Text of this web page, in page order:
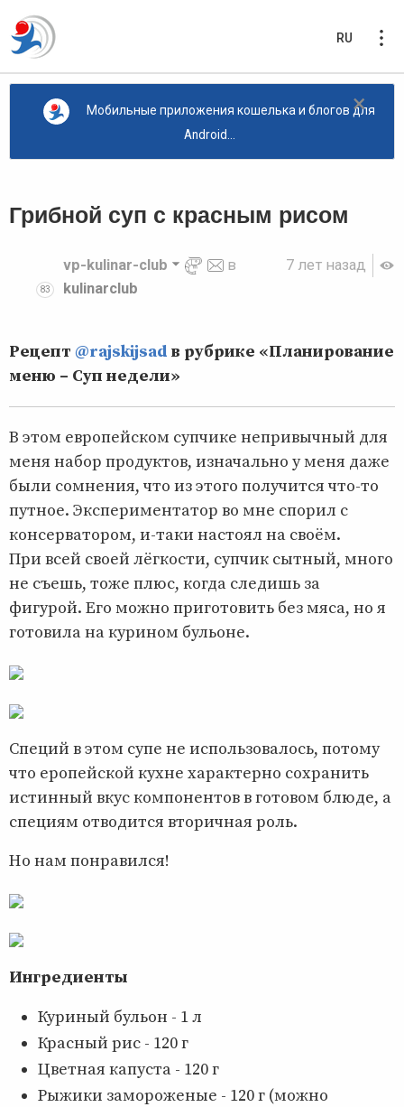
RU
×
Мобильные приложения кошелька и блогов для
Android...
Грибной суп с красным рисом
7 лет назад
83
vp-kulinar-club
в
kulinarclub
Рецепт @rajskijsad в рубрике «Планирование
меню – Суп недели»
В этом европейском супчике непривычный для
меня набор продуктов, изначально у меня даже
были сомнения, что из этого получится что-то
путное. Экспериментатор во мне спорил с
консерватором, и-таки настоял на своём.
При всей своей лёгкости, супчик сытный, много
не съешь, тоже плюс, когда следишь за
фигурой. Его можно приготовить без мяса, но я
готовила на курином бульоне.
Специй в этом супе не использовалось, потому
что еропейской кухне характерно сохранить
истинный вкус компонентов в готовом блюде, а
специям отводится вторичная роль.
Но нам понравился!
Ингредиенты
Куриный бульон - 1 л
Красный рис - 120 г
Цветная капуста - 120 г
Рыжики замороженые - 120 г (можно